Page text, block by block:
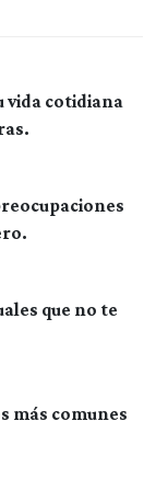
vida cotidiana
que no te
más comunes